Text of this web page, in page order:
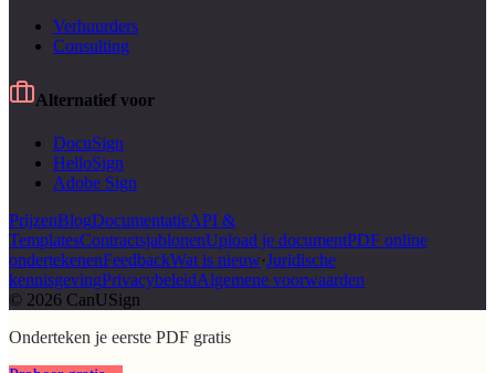
Verhuurders
Consulting
Alternatief voor
DocuSign
HelloSign
Adobe Sign
PrijzenBlogDocumentatieAPI &
TemplatesContractsjablonenUpload je documentPDF online
ondertekenenFeedbackWat is nieuw·Juridische
kennisgevingPrivacybeleidAlgemene voorwaarden
© 2026 CanUSign
Onderteken je eerste PDF gratis